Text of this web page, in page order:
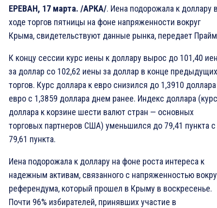
ЕРЕВАН, 17 марта. /АРКА/. Иена подорожала к доллару
ходе торгов пятницы на фоне напряженности вокруг
Крыма, свидетельствуют данные рынка, передает
К концу сессии курс иены к доллару вырос до 101,40
за доллар со 102,62 иены за доллар в конце предыдущих
торгов. Курс доллара к евро снизился до 1,3910 доллара
евро с 1,3859 доллара днем ранее. Индекс доллара (курс
доллара к корзине шести валют стран — основных
торговых партнеров США) уменьшился до 79,41 пункта с
79,61 пункта.
Иена подорожала к доллару на фоне роста интереса к
надежным активам, связанного с напряженностью
референдума, который прошел в Крыму в воскресенье.
Почти 96% избирателей, принявших участие в